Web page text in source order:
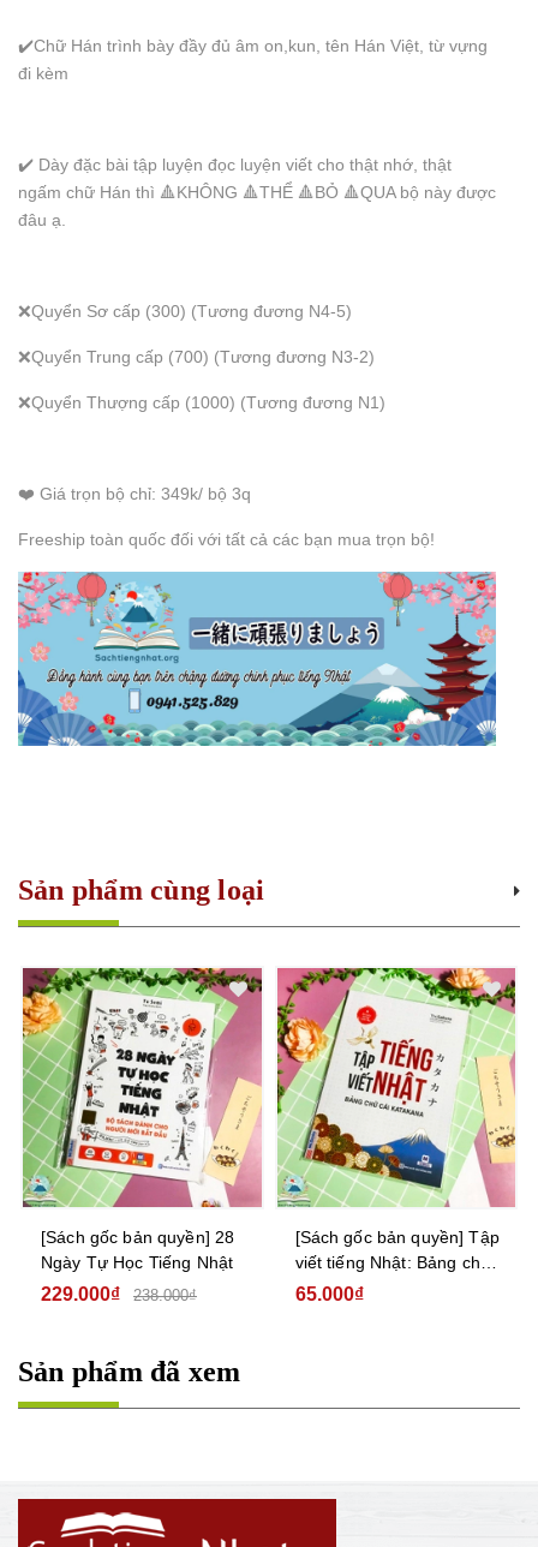
✔️Chữ Hán trình bày đầy đủ âm on,kun, tên Hán Việt, từ vựng
đi kèm
✔️ Dày đặc bài tập luyện đọc luyện viết cho thật nhớ, thật
ngấm chữ Hán thì 🔺KHÔNG 🔺THỂ 🔺BỎ 🔺QUA bộ này được
đâu ạ.
❌Quyển Sơ cấp (300) (Tương đương N4-5)
❌Quyển Trung cấp (700) (Tương đương N3-2)
❌Quyển Thượng cấp (1000) (Tương đương N1)
❤️ Giá trọn bộ chỉ: 349k/ bộ 3q
Freeship toàn quốc đối với tất cả các bạn mua trọn bộ!
Sản phẩm cùng loại
[Sách gốc bản quyền] 28
Ngày Tự Học Tiếng Nhật
229.000₫ 238.000₫
[Sách gốc bản quyền] Tập
viết tiếng Nhật: Bảng chữ
cái Katakana
65.000₫
Sản phẩm đã xem